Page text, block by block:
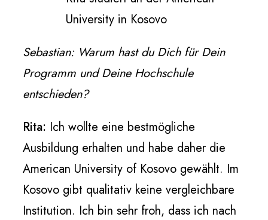
University in Kosovo
Sebastian: Warum hast du Dich für Dein
Programm und Deine Hochschule
entschieden?
Rita: Ich wollte eine bestmögliche
Ausbildung erhalten und habe daher die
American University of Kosovo gewählt. Im
Kosovo gibt qualitativ keine vergleichbare
Institution. Ich bin sehr froh, dass ich nach